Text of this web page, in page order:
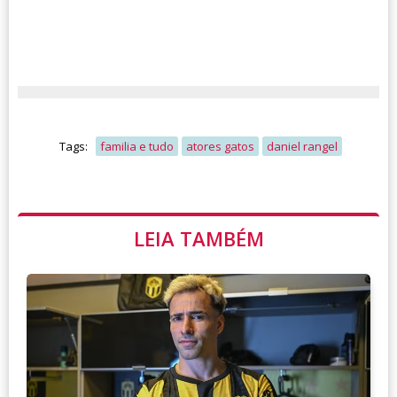
Tags: familia e tudo atores gatos daniel rangel
LEIA TAMBÉM